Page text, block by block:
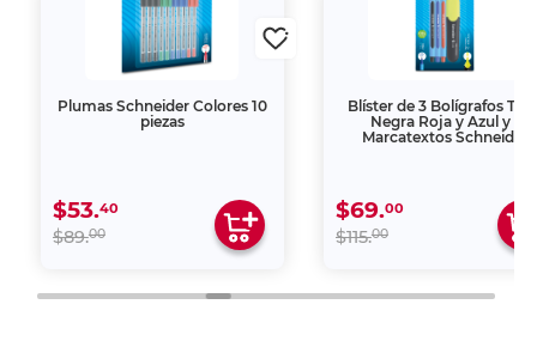
Plumas Schneider Colores 10
piezas
$53.40
$89.00
Blíster de 3 Bolígrafos
Negra Roja y Azul y 1
Marcatextos Schneider
$69.00
$115.00